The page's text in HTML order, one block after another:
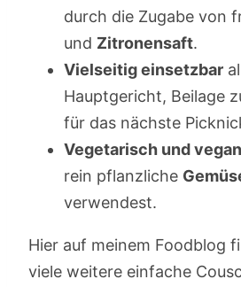
durch die Zugabe von
und Zitronensaft.
Vielseitig einsetzbar
Hauptgericht, Beilage
für das nächste
Vegetarisch und vegan
rein pflanzliche
verwendest.
Hier auf meinem Foodblog
viele weitere einfache